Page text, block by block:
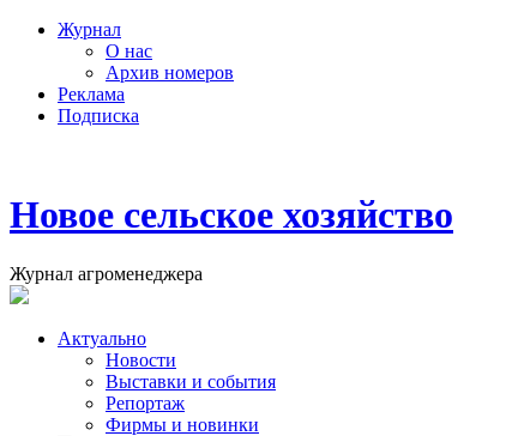
Журнал
О нас
Архив номеров
Реклама
Подписка
Новое сельское хозяйство
Журнал агроменеджера
Актуально
Новости
Выставки и события
Репортаж
Фирмы и новинки